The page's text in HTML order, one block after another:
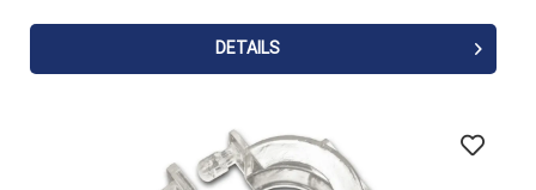
DETAILS